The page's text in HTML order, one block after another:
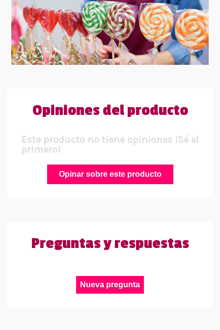
Opiniones del producto
Este producto no tiene opiniones ¡Sé el
primero!
Opinar sobre este producto
Preguntas y respuestas
Nueva pregunta